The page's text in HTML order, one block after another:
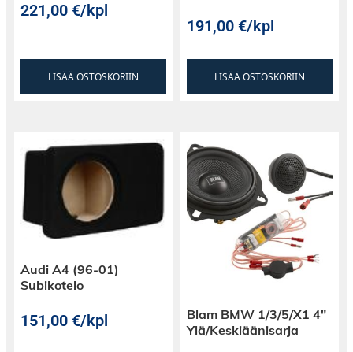
221,00€/kpl
LISÄÄ OSTOSKORIIN
191,00€/kpl
LISÄÄ OSTOSKORIIN
Audi A4 (96-01)
Subikotelo
151,00€/kpl
Blam BMW 1/3/5/X1 4″
Ylä/Keskiäänisarja